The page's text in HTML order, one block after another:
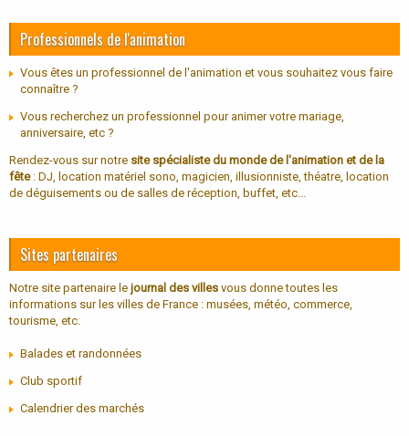
Professionnels de l'animation
Vous êtes un professionnel de l'animation et vous souhaitez vous faire
connaître ?
Vous recherchez un professionnel pour animer votre mariage,
anniversaire, etc ?
Rendez-vous sur notre site spécialiste du monde de l'animation et de la
fête: DJ, location matériel sono, magicien, illusionniste, théatre, location
de déguisements ou de salles de réception, buffet, etc...
Sites partenaires
Notre site partenaire le journal des villes vous donne toutes les
informations sur les villes de France : musées, météo, commerce,
tourisme, etc.
Balades et randonnées
Club sportif
Calendrier des marchés